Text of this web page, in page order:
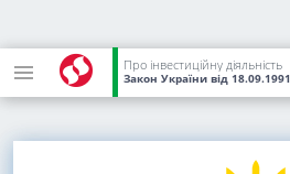
Про інвестиційну діяльність
Закон України від 18.09.1991